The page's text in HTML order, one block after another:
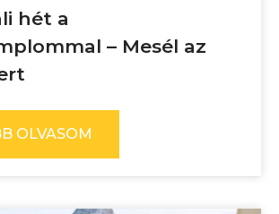
hét a
– Mesél az
OLVASOM